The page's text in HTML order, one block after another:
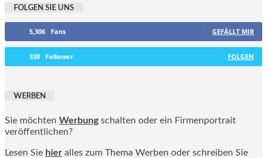
FOLGEN SIE UNS
5,306 Fans GEFÄLLT MIR
338 Follower FOLGEN
WERBEN
Sie möchten Werbung schalten oder ein Firmenportrait
veröffentlichen?
Lesen Sie hier alles zum Thema Werben oder schreiben Sie